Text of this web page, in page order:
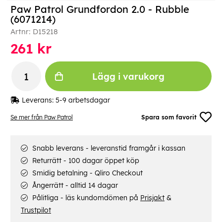
Se mer från Paw Patrol Spara som favorit
Paw Patrol Grundfordon 2.0 - Rubble
(6071214)
Artnr: D15218
261 kr
Lägg i varukorg
Leverans: 5-9 arbetsdagar
Snabb leverans - leveranstid framgår i kassan
Returrätt - 100 dagar öppet köp
Smidig betalning - Qliro Checkout
Ångerrätt - alltid 14 dagar
Pålitliga - läs kundomdömen på Prisjakt &
Trustpilot